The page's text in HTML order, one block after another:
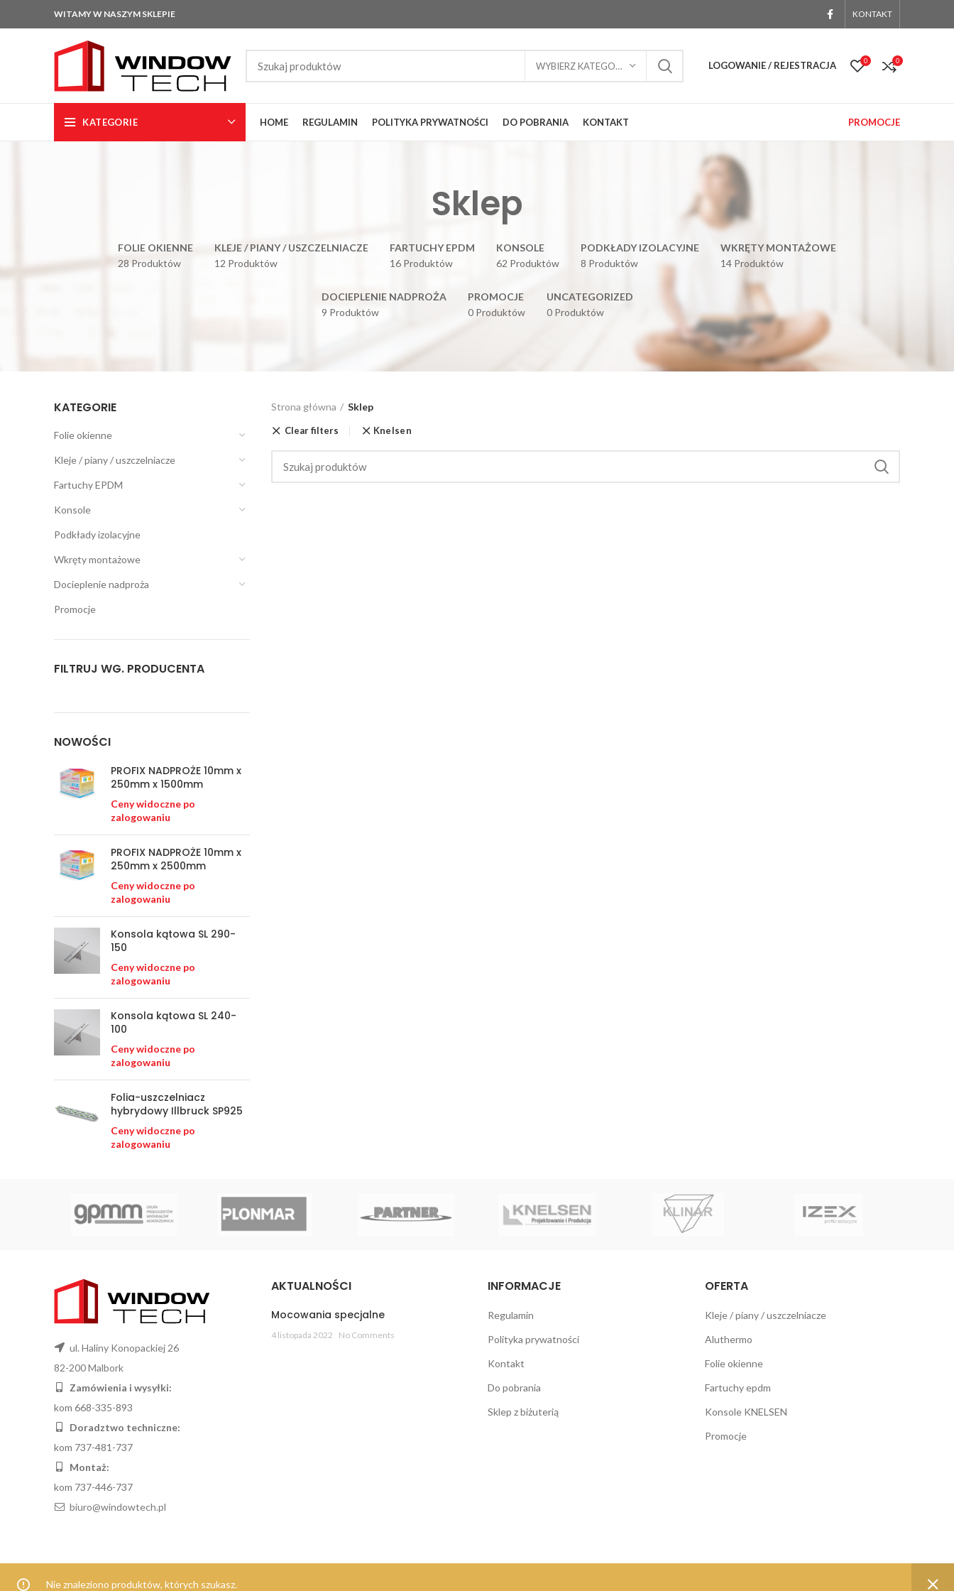
WITAMY W NASZYM SKLEPIE KONTAKT
WYBIERZ KATEGORIĘ LOGOWANIE / REJESTRACJA 0 0
KATEGORIE HOME REGULAMIN POLITYKA PRYWATNOŚCI DO POBRANIA KONTAKT PROMOCJE
Sklep
FOLIE OKIENNE
28 Produktów
KLEJE / PIANY / USZCZELNIACZE
12 Produktów
FARTUCHY EPDM
16 Produktów
KONSOLE
62 Produktów
PODKŁADY IZOLACYJNE
8 Produktów
WKRĘTY MONTAŻOWE
14 Produktów
DOCIEPLENIE NADPROŻA
9 Produktów
PROMOCJE
0 Produktów
UNCATEGORIZED
0 Produktów
KATEGORIE
Folie okienne
Kleje / piany / uszczelniacze
Fartuchy EPDM
Konsole
Podkłady izolacyjne
Wkręty montażowe
Docieplenie nadproża
Promocje
FILTRUJ WG. PRODUCENTA
NOWOŚCI
PROFIX NADPROŻE 10mm x
250mm x 1500mm
Ceny widoczne po
zalogowaniu
PROFIX NADPROŻE 10mm x
250mm x 2500mm
Ceny widoczne po
zalogowaniu
Konsola kątowa SL 290-
150
Ceny widoczne po
zalogowaniu
Konsola kątowa SL 240-
100
Ceny widoczne po
zalogowaniu
Folia-uszczelniacz
hybrydowy Illbruck SP925
Ceny widoczne po
zalogowaniu
Strona główna Sklep
Clear filters Knelsen
Nie znaleziono produktów, których szukasz.
ul. Haliny Konopackiej 26
82-200 Malbork
Zamówienia i wysyłki:
kom 668-335-893
Doradztwo techniczne:
kom 737-481-737
Montaż:
kom 737-446-737
biuro@windowtech.pl
AKTUALNOŚCI
Mocowania specjalne
4 listopada 2022 No Comments
INFORMACJE
Regulamin
Polityka prywatności
Kontakt
Do pobrania
Sklep z biżuterią
OFERTA
Kleje / piany / uszczelniacze
Aluthermo
Folie okienne
Fartuchy epdm
Konsole KNELSEN
Promocje
© 2021 WindowTech